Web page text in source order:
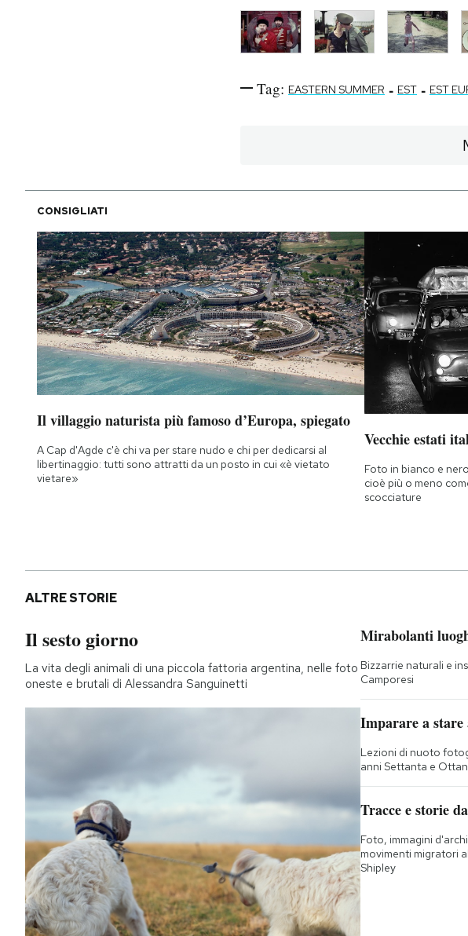
Tag: EASTERN SUMMER - EST - EST
CONSIGLIATI
Il villaggio naturista più famoso d’Europa, spiegato
A Cap d'Agde c'è chi va per stare nudo e chi per dedicarsi al
libertinaggio: tutti sono attratti da un posto in cui «è vietato
vietare»
Vecchie estati
Foto in bianco e
cioè più o meno
scocciature
ALTRE STORIE
Il sesto giorno
La vita degli animali di una piccola fattoria argentina, nelle foto
oneste e brutali di Alessandra Sanguinetti
Mirabolanti
Bizzarrie naturali e
Camporesi
Imparare a stare
Lezioni di nuoto
anni Settanta e
Tracce e storie
Foto, immagini
movimenti migratori
Shipley